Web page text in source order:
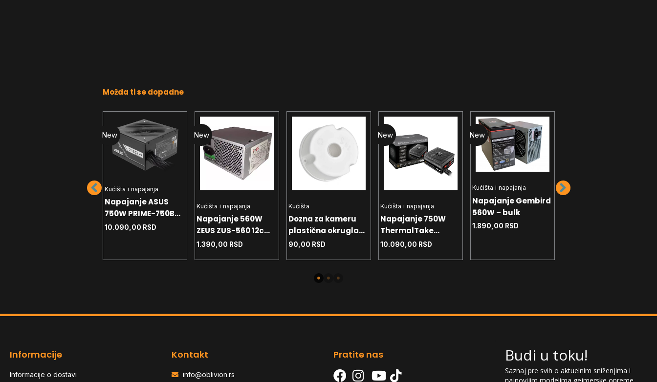
Možda ti se dopadne
New
Kućišta i napajanja
Napajanje ASUS
750W PRIME-750B
BLACK ATX12V 80+
10.090,00 RSD
New
Kućišta i napajanja
Napajanje 560W
ZEUS ZUS-560 12cm
Bulk
1.390,00 RSD
Kućišta
Dozna za kameru
plastična okrugla
Tip1
90,00 RSD
New
Kućišta i napajanja
Napajanje 750W
ThermalTake
Toughpower GX3 SE
10.090,00 RSD
New
Kućišta i napajanja
Napajanje Gembird
560W – bulk
1.890,00 RSD
Kućišta i napajanja
Informacije
Informacije o dostavi
Kontakt
info@oblivion.rs
Pratite nas Budi u toku!
Saznaj pre svih o aktuelnim sniženjima i
najnovijim modelima gejmerske opreme.